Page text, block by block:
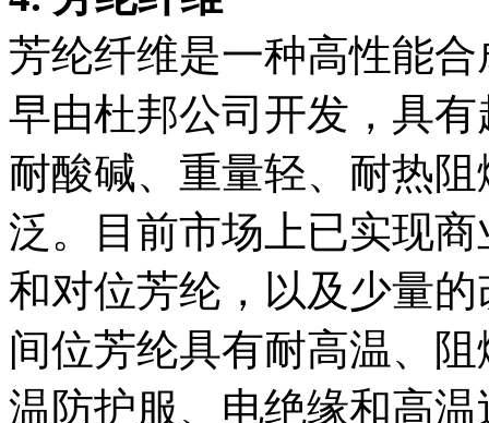
芳纶纤维是一种高性能
早由杜邦公司开发，具
耐酸碱、重量轻、耐热
泛。目前市场上已实现
和对位芳纶，以及少量
间位芳纶具有耐高温、
温防护服、电绝缘和高